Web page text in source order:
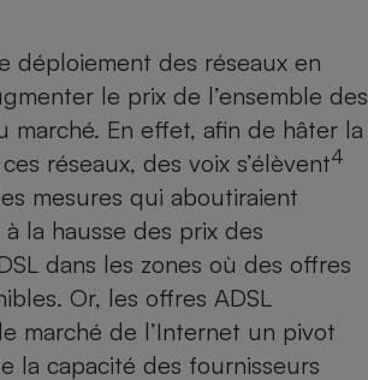
déploiement des réseaux en
le prix de l’ensemble des
marché. En effet, afin de hâter la
réseaux, des voix s’élèvent4
mesures qui aboutiraient
la hausse des prix des
dans les zones où des offres
Or, les offres ADSL
marché de l’Internet un pivot
la capacité des fournisseurs